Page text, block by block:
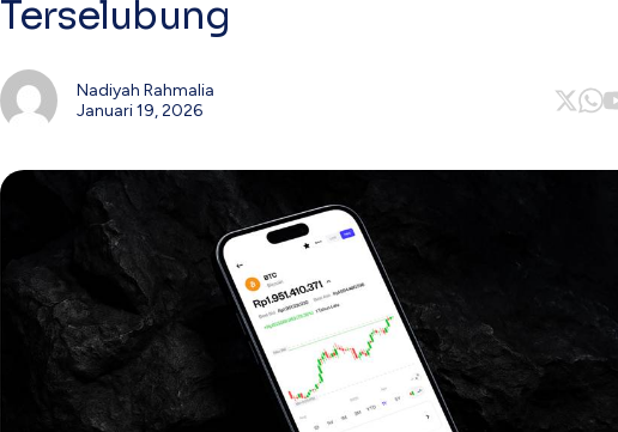
Terselubung
Nadiyah Rahmalia
Januari 19, 2026